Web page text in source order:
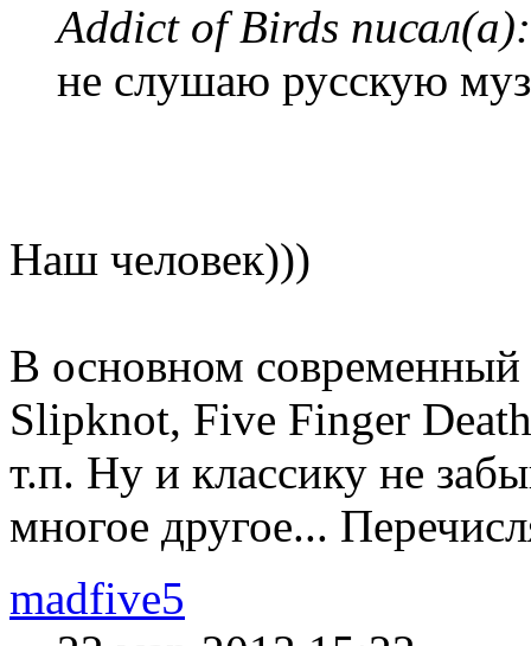
Addict of Birds писал(а):
не слушаю русскую
Наш человек)))
В основном современный
Slipknot, Five Finger
т.п. Ну и классику не
многое другое...
madfive5